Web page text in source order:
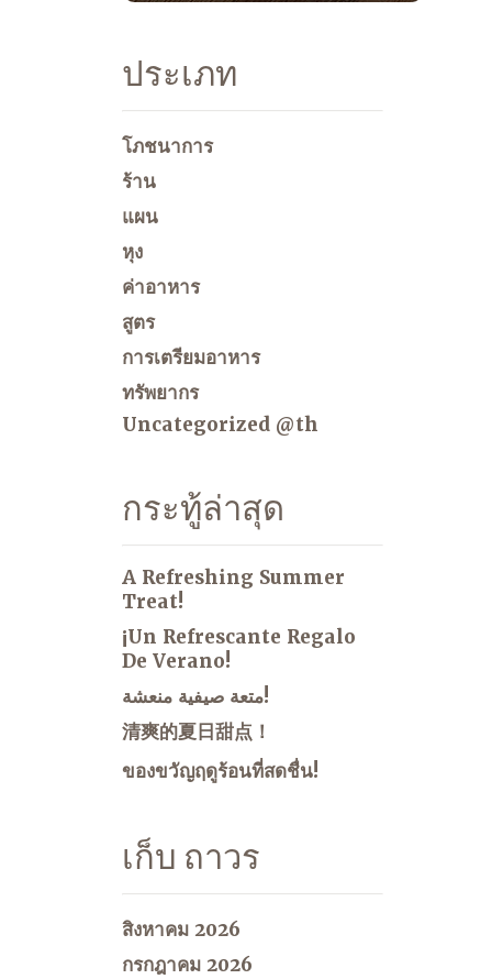
ประเภท
โภชนาการ
ร้าน
แผน
หุง
ค่าอาหาร
สูตร
การเตรียมอาหาร
ทรัพยากร
Uncategorized @th
กระทู้ล่าสุด
A Refreshing Summer
Treat!
¡Un Refrescante Regalo
De Verano!
متعة صيفية منعشة!
清爽的夏日甜点！
ของขวัญฤดูร้อนที่สดชื่น!
เก็บ ถาวร
สิงหาคม 2026
กรกฎาคม 2026